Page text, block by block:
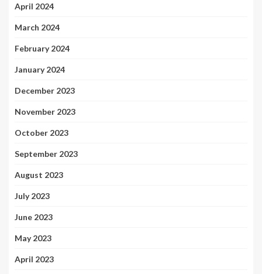
April 2024
March 2024
February 2024
January 2024
December 2023
November 2023
October 2023
September 2023
August 2023
July 2023
June 2023
May 2023
April 2023